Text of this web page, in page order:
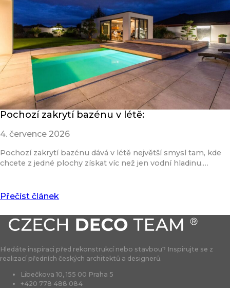
Pochozí zakrytí bazénu v létě:
4. července 2026
Pochozí zakrytí bazénu dává v létě největší smysl tam, kde
chcete z jedné plochy získat víc než jen vodní hladinu.…
Přečíst článek
Hledáte inspiraci před rekonstrukcí nebo stavbou? Inspirujte se z
realizací předních českých architektů a designerů.
Libečkova 10, 155 00 Praha 5
+420 778 488 084